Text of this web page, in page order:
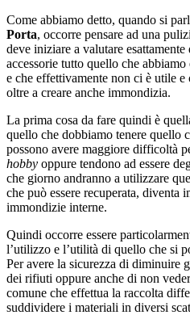
Come abbiamo detto, quando si
Porta, occorre pensare ad una
deve iniziare a valutare
accessorie tutto quello che
e che effettivamente non ci è utile
oltre a creare anche immondizia.
La prima cosa da fare quindi è
quello che dobbiamo tenere quello
possono avere maggiore difficoltà
hobby oppure tendono ad essere
che giorno andranno a utilizzare
che può essere recuperata, diventa
immondizie interne.
Quindi occorre essere
l’utilizzo e l’utilità di quello che si
Per avere la sicurezza di diminuire
dei rifiuti oppure anche di non
comune che effettua la raccolta
suddividere i materiali in diversi